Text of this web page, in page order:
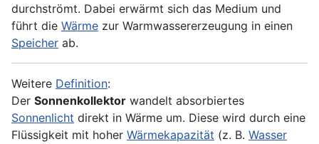
durchströmt. Dabei erwärmt sich das Medium und
führt die Wärme zur Warmwassererzeugung in einen
Speicher ab.
Weitere Definition:
Der Sonnenkollektor wandelt absorbiertes
Sonnenlicht direkt in Wärme um. Diese wird durch eine
Flüssigkeit mit hoher Wärmekapazität (z. B. Wasser